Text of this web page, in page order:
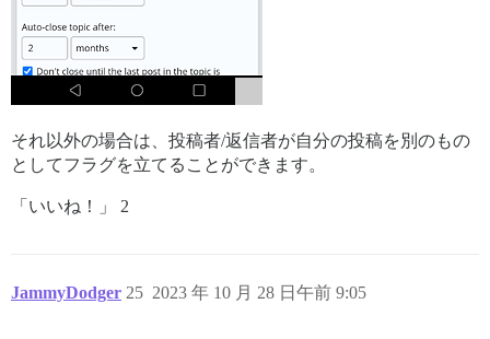
それ以外の場合は、投稿者/返信者が自分の投稿を別のもの
としてフラグを立てることができます。
「いいね！」 2
JammyDodger 2023 年 10 月 28 日午前 9:05
25